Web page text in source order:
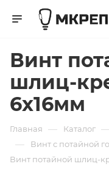
Винт
шлиц-
6х16мм
Главная — Каталог
— Винт с потайной
Винт потайной шлиц-